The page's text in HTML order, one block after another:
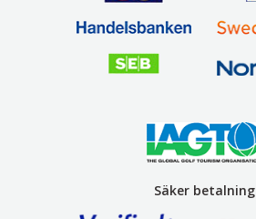
Säker betalning